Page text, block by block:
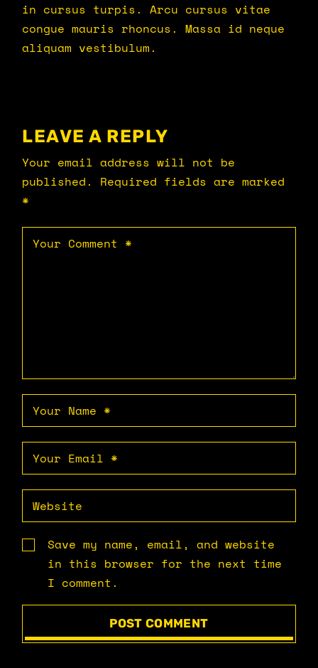
in cursus turpis. Arcu cursus vitae
congue mauris rhoncus. Massa id neque
aliquam vestibulum.
LEAVE A REPLY
Your email address will not be
published.
Required fields are marked
*
Save my name, email, and website
in this browser for the next time
I comment.
POST COMMENT